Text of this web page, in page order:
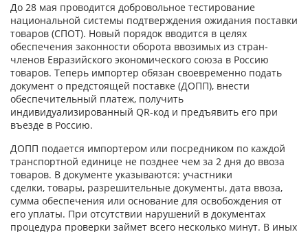
До 28 мая проводится добровольное тестирование
национальной системы подтверждения ожидания поставки
товаров (СПОТ). Новый порядок вводится в целях
обеспечения законности оборота ввозимых из стран-
членов Евразийского экономического союза в Россию
товаров. Теперь импортер обязан своевременно подать
документ о предстоящей поставке (ДОПП), внести
обеспечительный платеж, получить
индивидуализированный QR-код и предъявить его при
въезде в Россию.
ДОПП подается импортером или посредником по каждой
транспортной единице не позднее чем за 2 дня до ввоза
товаров. В документе указываются: участники
сделки, товары, разрешительные документы, дата ввоза,
сумма обеспечения или основание для освобождения от
его уплаты. При отсутствии нарушений в документах
процедура проверки займет всего несколько минут. В иных